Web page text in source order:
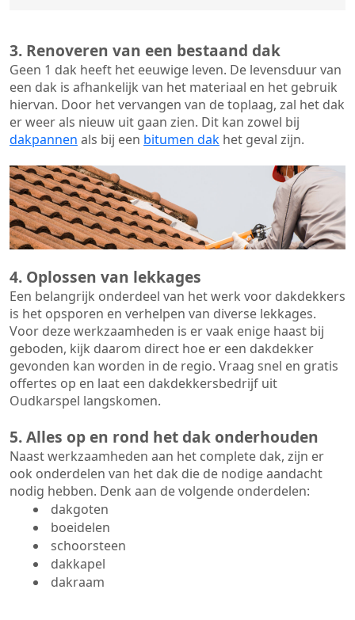
3. Renoveren van een bestaand dak
Geen 1 dak heeft het eeuwige leven. De levensduur van
een dak is afhankelijk van het materiaal en het gebruik
hiervan. Door het vervangen van de toplaag, zal het dak
er weer als nieuw uit gaan zien. Dit kan zowel bij
dakpannen als bij een bitumen dak het geval zijn.
4. Oplossen van lekkages
Een belangrijk onderdeel van het werk voor dakdekkers
is het opsporen en verhelpen van diverse lekkages.
Voor deze werkzaamheden is er vaak enige haast bij
geboden, kijk daarom direct hoe er een dakdekker
gevonden kan worden in de regio. Vraag snel en gratis
offertes op en laat een dakdekkersbedrijf uit
Oudkarspel langskomen.
5. Alles op en rond het dak onderhouden
Naast werkzaamheden aan het complete dak, zijn er
ook onderdelen van het dak die de nodige aandacht
nodig hebben. Denk aan de volgende onderdelen:
dakgoten
boeidelen
schoorsteen
dakkapel
dakraam